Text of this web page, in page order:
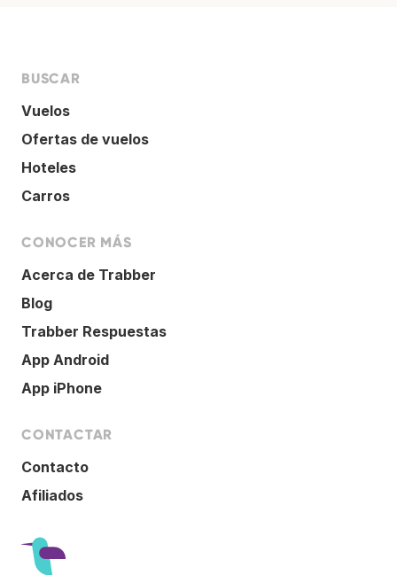
BUSCAR
Vuelos
Ofertas de vuelos
Hoteles
Carros
CONOCER MÁS
Acerca de Trabber
Blog
Trabber Respuestas
App Android
App iPhone
CONTACTAR
Contacto
Afiliados